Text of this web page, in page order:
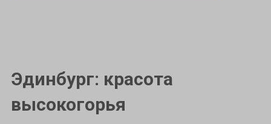
Эдинбург: красота
высокогорья